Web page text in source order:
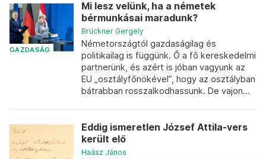
GAZDASÁG
Mi lesz velünk, ha a németek
bérmunkásai maradunk?
Brückner Gergely
Németországtól gazdaságilag és
politikailag is függünk. Ő a fő kereskedelmi
partnerünk, és azért is jóban vagyunk az
EU „osztályfőnökével”, hogy az osztályban
bátrabban rosszalkodhassunk. De vajon...
Eddig ismeretlen József Attila-vers
került elő
Haász János